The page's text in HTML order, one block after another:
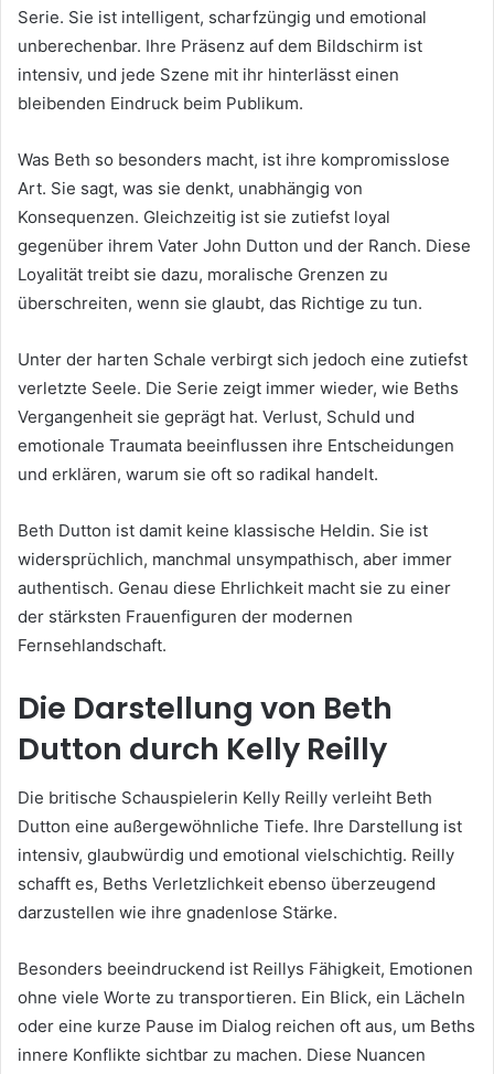
Serie. Sie ist intelligent, scharfzüngig und emotional
unberechenbar. Ihre Präsenz auf dem Bildschirm ist
intensiv, und jede Szene mit ihr hinterlässt einen
bleibenden Eindruck beim Publikum.
Was Beth so besonders macht, ist ihre kompromisslose
Art. Sie sagt, was sie denkt, unabhängig von
Konsequenzen. Gleichzeitig ist sie zutiefst loyal
gegenüber ihrem Vater John Dutton und der Ranch. Diese
Loyalität treibt sie dazu, moralische Grenzen zu
überschreiten, wenn sie glaubt, das Richtige zu tun.
Unter der harten Schale verbirgt sich jedoch eine zutiefst
verletzte Seele. Die Serie zeigt immer wieder, wie Beths
Vergangenheit sie geprägt hat. Verlust, Schuld und
emotionale Traumata beeinflussen ihre Entscheidungen
und erklären, warum sie oft so radikal handelt.
Beth Dutton ist damit keine klassische Heldin. Sie ist
widersprüchlich, manchmal unsympathisch, aber immer
authentisch. Genau diese Ehrlichkeit macht sie zu einer
der stärksten Frauenfiguren der modernen
Fernsehlandschaft.
Die Darstellung von Beth
Dutton durch Kelly Reilly
Die britische Schauspielerin Kelly Reilly verleiht Beth
Dutton eine außergewöhnliche Tiefe. Ihre Darstellung ist
intensiv, glaubwürdig und emotional vielschichtig. Reilly
schafft es, Beths Verletzlichkeit ebenso überzeugend
darzustellen wie ihre gnadenlose Stärke.
Besonders beeindruckend ist Reillys Fähigkeit, Emotionen
ohne viele Worte zu transportieren. Ein Blick, ein Lächeln
oder eine kurze Pause im Dialog reichen oft aus, um Beths
innere Konflikte sichtbar zu machen. Diese Nuancen